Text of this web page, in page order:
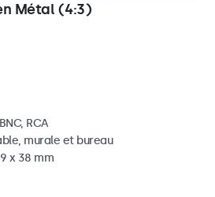
Métal (4:3)
RCA
murale et bureau
x 38 mm